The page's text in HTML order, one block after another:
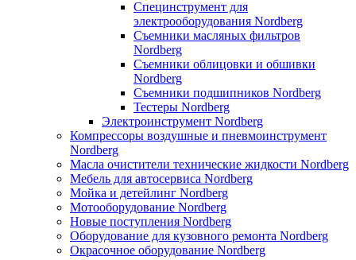
Специнструмент для
электрооборудования Nordberg
Съемники масляных фильтров
Nordberg
Съемники облицовки и обшивки
Nordberg
Съемники подшипников Nordberg
Тестеры Nordberg
Электроинструмент Nordberg
Компрессоры воздушные и пневмоинструмент
Nordberg
Масла очистители технические жидкости Nordberg
Мебель для автосервиса Nordberg
Мойка и детейлинг Nordberg
Мотооборудование Nordberg
Новые поступления Nordberg
Оборудование для кузовного ремонта Nordberg
Окрасочное оборудование Nordberg